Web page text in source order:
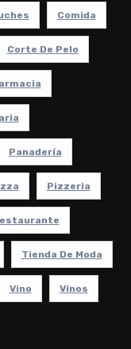
Comida
Corte De Pelo
Panadería
Pizzeria
Tienda De Moda
Vino Vinos